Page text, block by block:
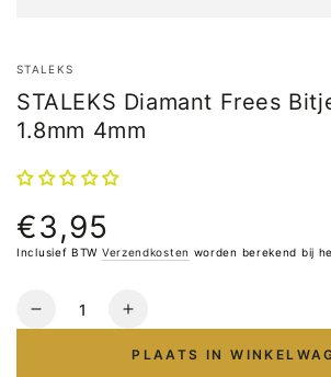
STALEKS
STALEKS Diamant Frees
1.8mm 4mm
Normale
prijs
€3,95
Inclusief BTW Verzendkosten worden berekend bij
Hoeveelheid
Verlaag
Verhoog
aantal
PLAATS IN